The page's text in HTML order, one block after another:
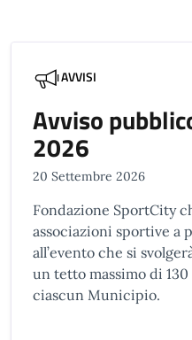
AVVISI
Avviso
2026
20 Settembre 2026
Fondazione SportCity
associazioni sportive a
all’evento che si
un tetto massimo di
ciascun Municipio.